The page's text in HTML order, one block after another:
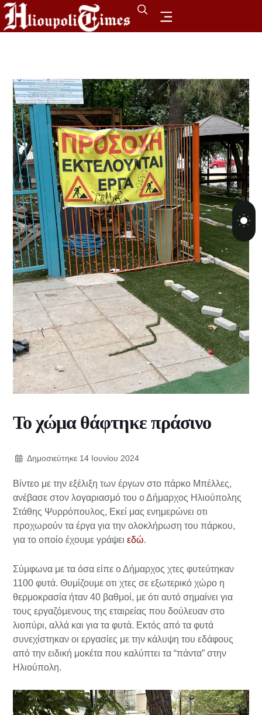
Το χώμα θάφτηκε πράσινο
Δημοσιεύτηκε14 Ιουνίου 2024
Βίντεο με την εξέλιξη των έργων στο πάρκο Μπέλλες,
ανέβασε στον λογαριασμό του ο Δήμαρχος Ηλιούπολης
Στάθης Ψυρρόπουλος, Εκεί μας ενημερώνει οτι
προχωρούν τα έργα για την ολοκλήρωση του πάρκου,
για το οποίο έχουμε γράψει εδώ.
Σύμφωνα με τα όσα είπε ο Δήμαρχος χτες φυτεύτηκαν
1100 φυτά. Θυμίζουμε οτι χτες σε εξωτερικό χώρο η
θερμοκρασία ήταν 40 βαθμοί, με ότι αυτό σημαίνει για
τους εργαζόμενους της εταιρείας που δούλευαν στο
λιοπύρι, αλλά και για τα φυτά. Εκτός από τα φυτά
συνεχίστηκαν οι εργασίες με την κάλυψη του εδάφους
από την ειδική μοκέτα που καλύπτει τα “πάντα” στην
Ηλιούπολη.